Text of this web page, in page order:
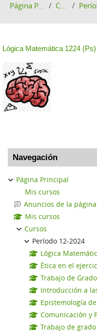
Página Principal Cursos
Lógica Matemática 1224 (Ps)
Bloques
Navegación
Página Principal
Mis cursos
Anuncios de la página
Mis cursos
Cursos
Período 12-2024
Lógica
Ética en el
Trabajo de Grado
Introducción a
Epistemología
Comunicación y
Trabajo de